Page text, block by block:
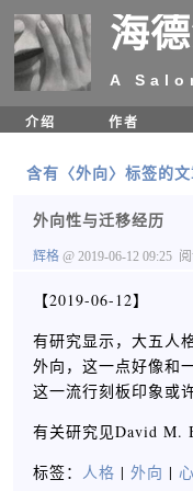
海
A
介绍
作者
含有〈外向〉标签的文
外向性与迁移经历
辉格 @ 2019-06-12 09:25
【2019-06-12】
有研究显示，大五人
外向，这一点好像和
这一流行刻板印象或
有关研究见David M.
标签： 人格 | 外向 |